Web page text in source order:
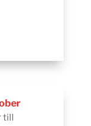
till